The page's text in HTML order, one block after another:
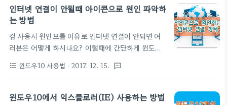
후 보이지 않았던 '스티커 메모'가 여기에 있군요. 사
용..
을 기본앱으로 변경한는 방법을 소개합니다. 따라하
기 * 여기서는 엣지로 기본설정되어 있는 웹브라우저
1. Windows 설정 - 앱 을 선택합니다. ▼ 2. 좌측에
서 '기본앱' - '웹브라우저'에 기본 설정된 'EDGE'를
선택 ▼ 4. 앱선택 창에서 '크롬'을 선택하면 기본앱이
인터넷 연결이 안될때 아이콘으로 원인 파악하
는 방법
컴 사용시 원인모를 이유로 인터넷 연결이 안되면 여
러분은 어떻게 하시나요? 이럴때에 간단하게 윈도우
어느정도 원인 파악이 가능하니 참고하시기 바랍니
다. 유선랜 1. 디스플레이와 케이블만 표시된 아이콘 :
정상 2. 아이콘에 "x" 표시 : 케이블이 연결되지 않음.
format_list_bulleted 윈도우10 사용법 · 2017. 12. 15. textsms
윈도우10에서 익스플로러(IE) 사용하는 방법